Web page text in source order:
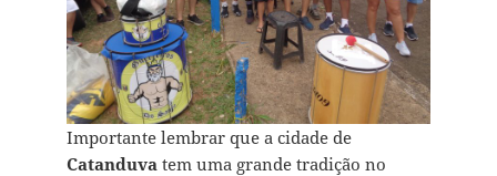
Importante lembrar que a cidade de
Catanduva tem uma grande tradição no